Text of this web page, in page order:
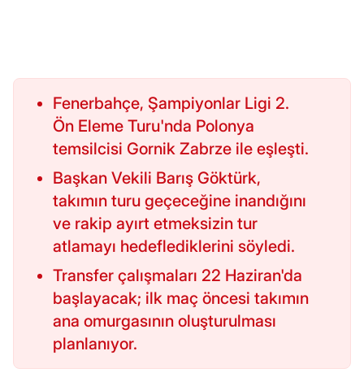
Fenerbahçe, Şampiyonlar Ligi 2.
Ön Eleme Turu'nda Polonya
temsilcisi Gornik Zabrze ile eşleşti.
Başkan Vekili Barış Göktürk,
takımın turu geçeceğine inandığını
ve rakip ayırt etmeksizin tur
atlamayı hedeflediklerini söyledi.
Transfer çalışmaları 22 Haziran'da
başlayacak; ilk maç öncesi takımın
ana omurgasının oluşturulması
planlanıyor.